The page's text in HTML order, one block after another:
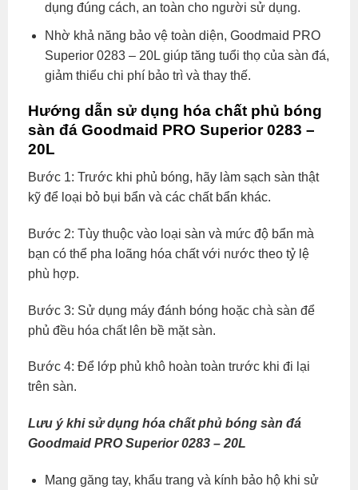
dụng đúng cách, an toàn cho người sử dụng.
Nhờ khả năng bảo vệ toàn diện, Goodmaid PRO
Superior 0283 – 20L giúp tăng tuổi thọ của sàn đá,
giảm thiểu chi phí bảo trì và thay thế.
Hướng dẫn sử dụng hóa chất phủ bóng
sàn đá Goodmaid PRO Superior 0283 –
20L
Bước 1: Trước khi phủ bóng, hãy làm sạch sàn thật
kỹ để loại bỏ bụi bẩn và các chất bẩn khác.
Bước 2: Tùy thuộc vào loại sàn và mức độ bẩn mà
bạn có thể pha loãng hóa chất với nước theo tỷ lệ
phù hợp.
Bước 3: Sử dụng máy đánh bóng hoặc chà sàn để
phủ đều hóa chất lên bề mặt sàn.
Bước 4: Để lớp phủ khô hoàn toàn trước khi đi lại
trên sàn.
Lưu ý khi sử dụng hóa chất phủ bóng sàn đá
Goodmaid PRO Superior 0283 – 20L
Mang găng tay, khẩu trang và kính bảo hộ khi sử